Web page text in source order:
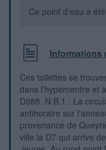
Ce point d'eau a
Informations
Ces toilettes se
dans l'hypercentre et
D988. N.B.1 : La
antihoraire sur
provenance de
ville la D7 qui arrive